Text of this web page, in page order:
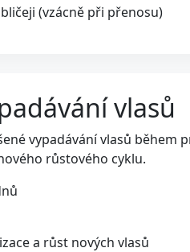
(vzácně při přenosu)
vlasů
vypadávání vlasů během
růstového cyklu.
a růst nových vlasů